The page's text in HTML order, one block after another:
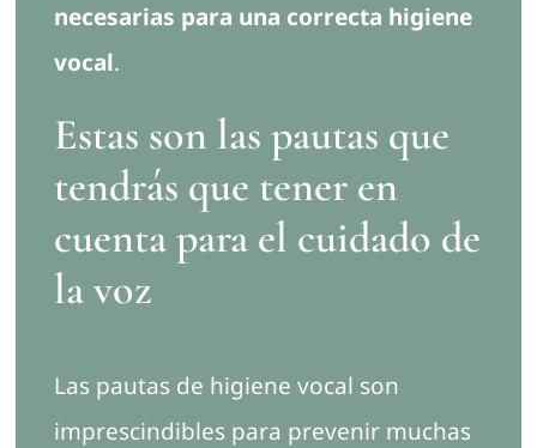
necesarias para una correcta higiene
vocal.
Estas son las pautas que
tendrás que tener en
cuenta para el cuidado de
la voz
Las pautas de higiene vocal son
imprescindibles para prevenir muchas